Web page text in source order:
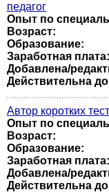
педагог
Опыт по
Возраст:
Образование:
Заработная плата:
Добавлена/
Действительна
Автор коротких
Опыт по
Возраст:
Образование:
Заработная плата:
Добавлена/
Действительна